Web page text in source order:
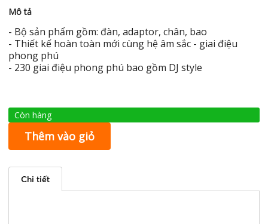
Mô tả
- Bộ sản phẩm gồm: đàn, adaptor, chân, bao
- Thiết kế hoàn toàn mới cùng hệ âm sắc - giai điệu
phong phú
- 230 giai điệu phong phú bao gồm DJ style
Còn hàng
Thêm vào giỏ
Chi tiết